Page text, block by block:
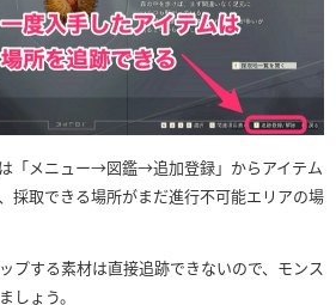
「メニュー→図鑑→追加登録」からアイテム
採取できる場所がまだ進行不可能エリアの場
プする素材は直接追跡できないので、モンス
しょう。